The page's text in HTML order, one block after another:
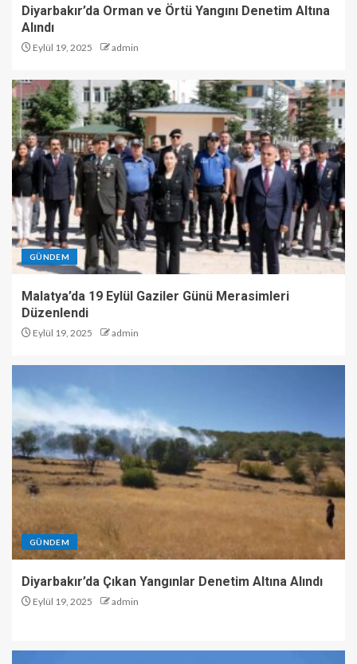
Diyarbakır’da Orman ve Örtü Yangını Denetim Altına
Alındı
Eylül 19, 2025 admin
GÜNDEM
Malatya’da 19 Eylül Gaziler Günü Merasimleri
Düzenlendi
Eylül 19, 2025 admin
GÜNDEM
Diyarbakır’da Çıkan Yangınlar Denetim Altına Alındı
Eylül 19, 2025 admin